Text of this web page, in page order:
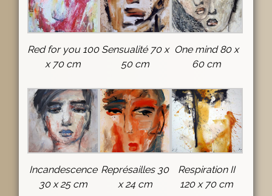
Red for you 100
x 70 cm
Sensualité 70 x
50 cm
One mind 80 x
60 cm
Incandescence
30 x 25 cm
Représailles 30
x 24 cm
Respiration II
120 x 70 cm